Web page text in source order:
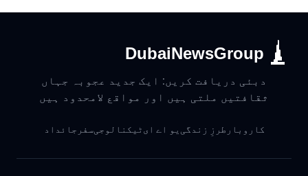
DubaiNewsGroup
دبئی دریافت کریں: ایک جدید عجوبہ جہاں
ثقافتیں ملتی ہیں اور مواقع لامحدود ہیں
کاروبار طرزِ زندگی یو اے ایٹیکنالوجیسفر جائداد